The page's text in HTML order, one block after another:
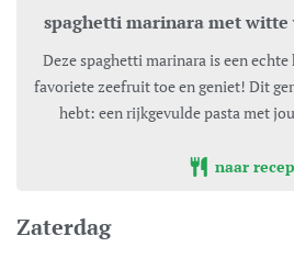
spaghetti marinara met
Deze spaghetti marinara is een echte klassieker. Voeg al jouw
favoriete zeefruit toe en geniet! Dit
hebt: een rijkgevulde pasta met
naar
Zaterdag